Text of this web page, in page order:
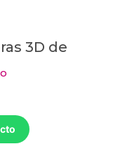
3D de
380000.